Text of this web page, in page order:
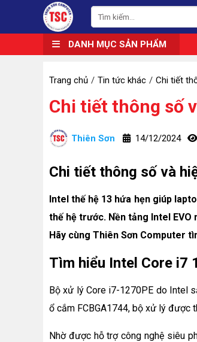
DANH MỤC SẢN PHẨM
Trang chủ Tin tức khác Chi tiết
Chi tiết thông số
Thiên Sơn 14/12/2024
Chi tiết thông số và
Intel thế hệ 13 hứa hẹn giúp
thế hệ trước. Nền tảng Intel
Hãy cùng Thiên Sơn Computer
Tìm hiểu Intel Core i7
Bộ xử lý Core i7-1270PE do Intel
ổ cắm FCBGA1744, bộ xử lý được
Nhờ được hỗ trợ công nghệ siêu